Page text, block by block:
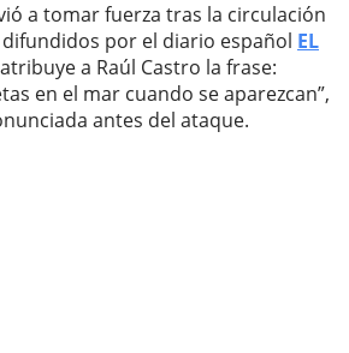
a tomar fuerza tras la circulación
por el diario español EL
a Raúl Castro la frase:
en el mar cuando se aparezcan”,
antes del ataque.